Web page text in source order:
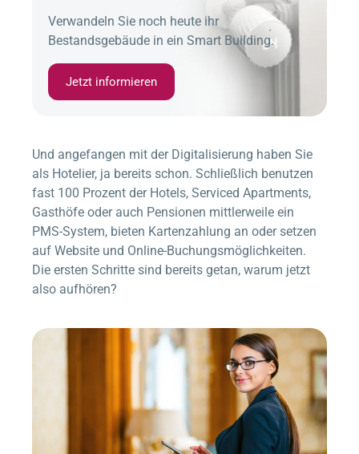
Verwandeln Sie noch heute ihr
Bestandsgebäude in ein Smart Building.
Jetzt informieren
Und angefangen mit der Digitalisierung haben Sie
als Hotelier, ja bereits schon. Schließlich benutzen
fast 100 Prozent der Hotels, Serviced Apartments,
Gasthöfe oder auch Pensionen mittlerweile ein
PMS-System, bieten Kartenzahlung an oder setzen
auf Website und Online-Buchungsmöglichkeiten.
Die ersten Schritte sind bereits getan, warum jetzt
also aufhören?